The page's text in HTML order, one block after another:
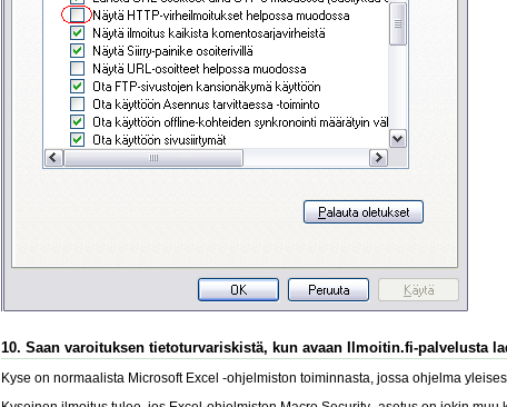
10. Saan varoituksen tietoturvariskistä, kun avaan Ilmoitin.fi-palvelusta
Kyse on normaalista Microsoft Excel -ohjelmiston toiminnasta, jossa ohjelma